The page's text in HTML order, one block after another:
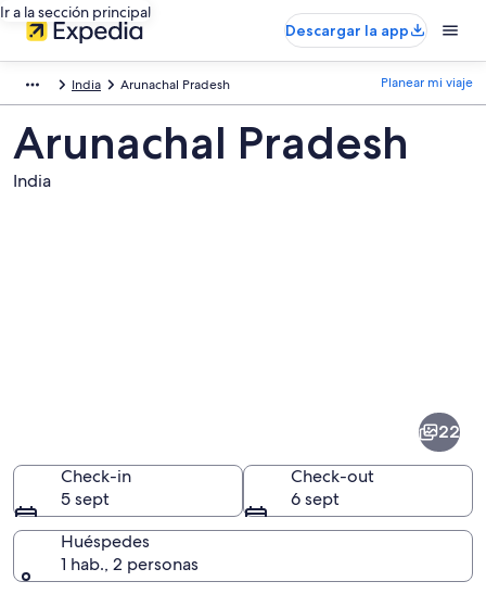
Ir a la sección principal
Descargar la app
India Arunachal Pradesh Planear mi viaje
Arunachal Pradesh
India
22
Check-in
5 sept
Check-out
6 sept
Huéspedes
1 hab., 2 personas